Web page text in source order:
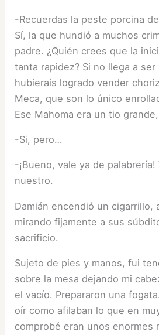
-Recuerdas la peste porcina
Sí, la que hundió a muchos
padre. ¿Quién crees que la
tanta rapidez? Si no llega a ser
hubierais logrado vender
Meca, que son lo único
Ese Mahoma era un tio
-Si, pero…
-¡Bueno, vale ya de palabrería!
nuestro.
Damián encendió un cigarrillo,
mirando fijamente a sus
sacrificio.
Sujeto de pies y manos, fui
sobre la mesa dejando mi
el vacío. Prepararon una
oír como afilaban lo que en
comprobé eran unos enormes